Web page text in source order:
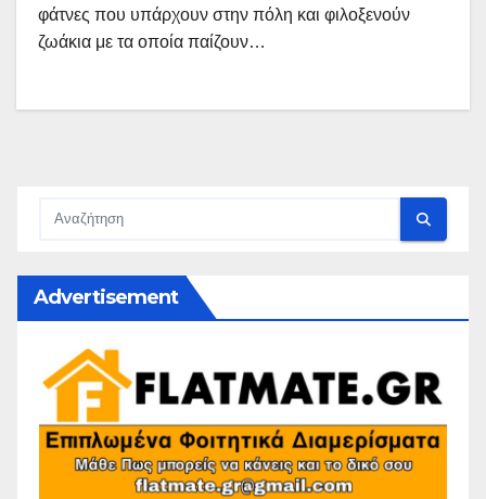
φάτνες που υπάρχουν στην πόλη και φιλοξενούν
ζωάκια με τα οποία παίζουν…
Advertisement